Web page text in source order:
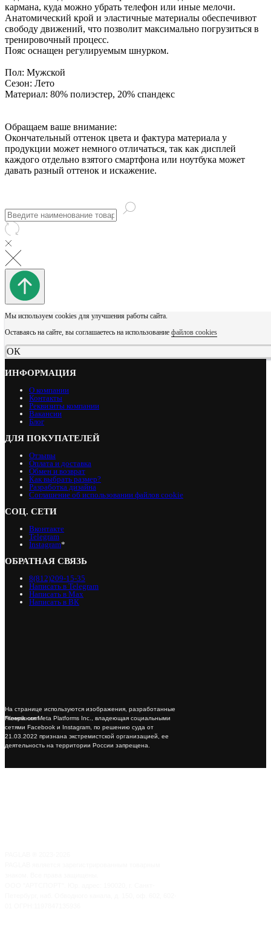
кармана, куда можно убрать телефон или иные мелочи.
Анатомический крой и эластичные материалы обеспечивют
свободу движений, что позволит максимально погрузиться в
тренировочный процесс.
Пояс оснащен регулируемым шнурком.
Пол: Мужской
Сезон: Лето
Материал: 80% полиэстер, 20% спандекс
Обращаем ваше внимание:
Окончательный оттенок цвета и фактура материала у
продукции может немного отличаться, так как дисплей
каждого отдельно взятого смартфона или ноутбука может
давать разный оттенок и искажение.
Мы используем cookies для улучшения работы сайта.
Оставаясь на сайте, вы соглашаетесь на использование файлов cookies
ОК
ИНФОРМАЦИЯ
О компании
Контакты
Реквизиты компании
Вакансии
Блог
ДЛЯ ПОКУПАТЕЛЕЙ
Отзывы
Оплата и доставка
Обмен и возврат
Как выбрать размер?
Разработка дизайна
Соглашение об использовании файлов cookie
СОЦ. СЕТИ
Вконтакте
Telegram
Instagram*
ОБРАТНАЯ СВЯЗЬ
8(812)209-15-35
Написать в Telegram
Написать в Max
Написать в ВК
*Компания Meta Platforms Inc., владеющая социальными
сетями Facebook и Instagram, по решению суда от
21.03.2022 признана экстремистской организацией, ее
деятельность на территории России запрещена.
На странице используются изображения, разработанные
Freepik.com